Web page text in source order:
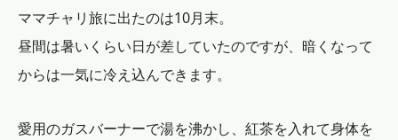
ママチャリ旅に出たのは10月末。
昼間は暑いくらい日が差していたのですが、暗くなって
からは一気に冷え込んできます。
愛用のガスバーナーで湯を沸かし、紅茶を入れて身体を